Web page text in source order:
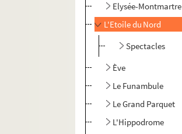
Elysée-Montmartre
L'Etoile du Nord
Spectacles
Ève
Le Funambule
Le Grand Parquet
L'Hippodrome